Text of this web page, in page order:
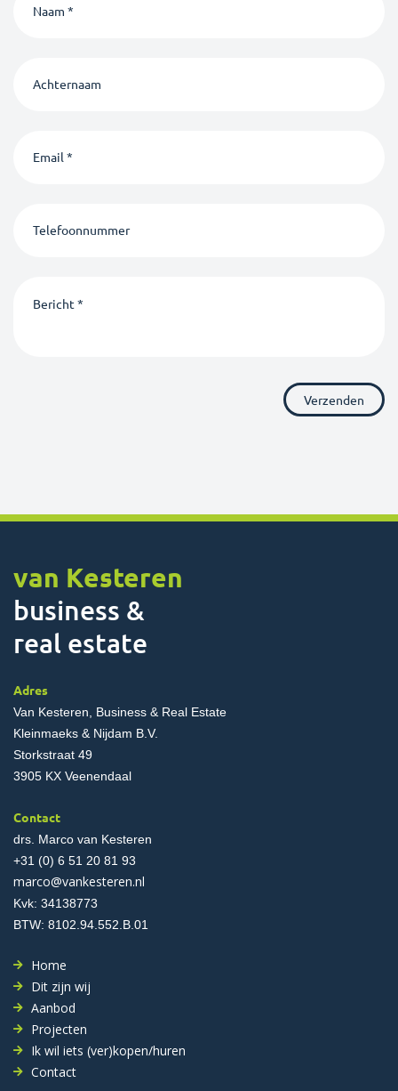
van Kesteren
business &
real estate
Adres
Van Kesteren, Business & Real Estate
Kleinmaeks & Nijdam B.V.
Storkstraat 49
3905 KX Veenendaal
Contact
drs. Marco van Kesteren
+31 (0) 6 51 20 81 93
marco@vankesteren.nl
Kvk: 34138773
BTW: 8102.94.552.B.01
Home
Dit zijn wij
Aanbod
Projecten
Ik wil iets (ver)kopen/huren
Contact